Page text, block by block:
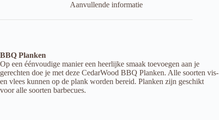
Aanvullende informatie
BBQ Planken
Op een éénvoudige manier een heerlijke smaak toevoegen aan je
gerechten doe je met deze CedarWood BBQ Planken. Alle soorten vis-
en vlees kunnen op de plank worden bereid. Planken zijn geschikt
voor alle soorten barbecues.